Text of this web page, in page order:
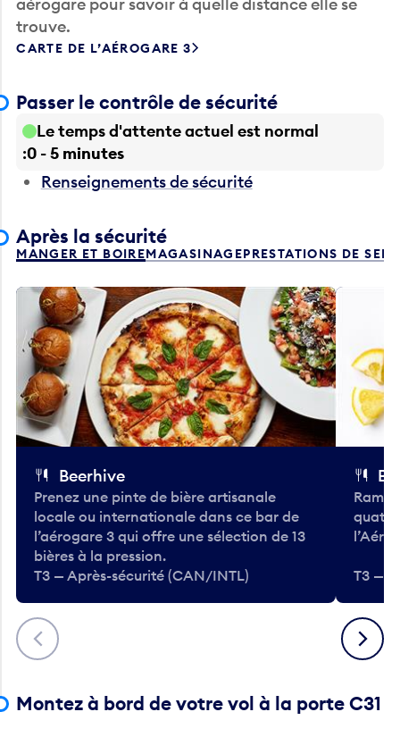
trouve.
CARTE DE L’AÉROGARE 3
Passer le contrôle de sécurité
Le temps d'attente actuel est normal
0 - 5 minutes
Renseignements de sécurité
Après la sécurité
MANGER ET BOIREMAGASINAGEPRESTATIONS DE
Précédent
Beerhive
Prenez une pinte de bière artisanale
locale ou internationale dans ce bar de
l’aérogare 3 qui offre une sélection de 13
bières à la pression.
T3 — Après-sécurité (CAN/INTL)
T3 —
Suivant
Montez à bord de votre vol à la porte C31